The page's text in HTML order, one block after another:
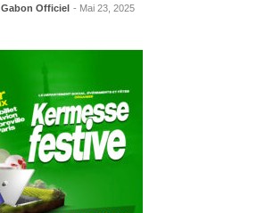
Gabon Officiel - Mai 23, 2025